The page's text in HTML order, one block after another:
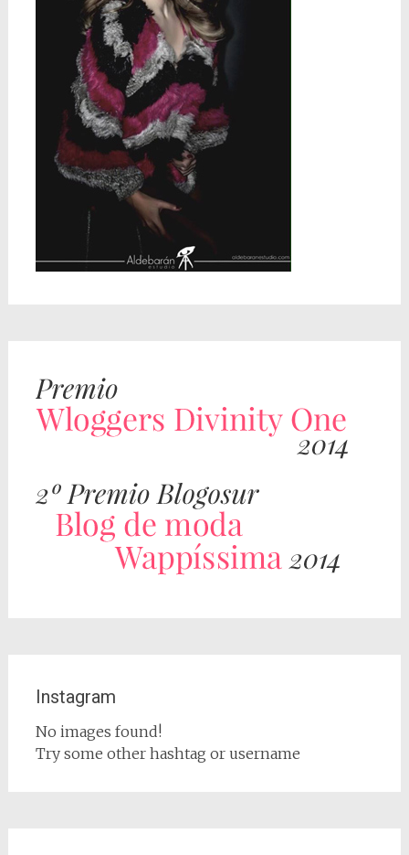
Instagram
No images found!
Try some other hashtag or username